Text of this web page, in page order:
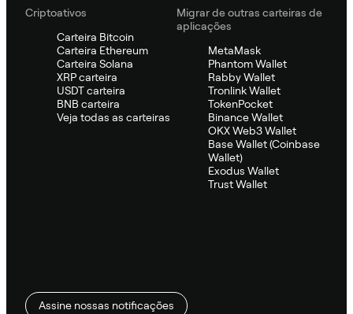
Criptoativos
Carteira Bitcoin
Carteira Ethereum
Carteira Solana
XRP carteira
USDT carteira
BNB carteira
Veja todas as carteiras
Migrar de outras carteiras de
aplicações
MetaMask
Phantom Wallet
Rabby Wallet
Tronlink Wallet
TokenPocket
Binance Wallet
OKX Web3 Wallet
Base Wallet (Coinbase
Wallet)
Exodus Wallet
Trust Wallet
Assine nossas notificações